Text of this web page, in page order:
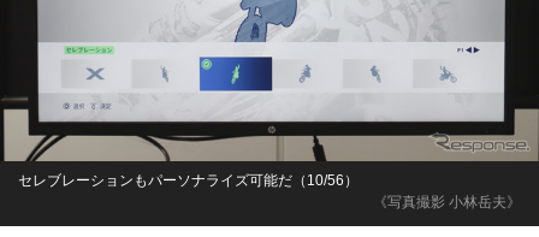
《写真撮影 小林岳夫》
セレブレーションもパーソナライズ可能だ（10/56）